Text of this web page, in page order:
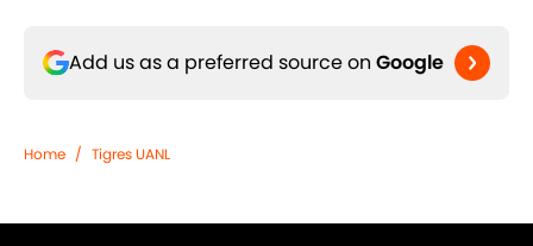
Add us as a preferred source on Google
Home / Tigres UANL